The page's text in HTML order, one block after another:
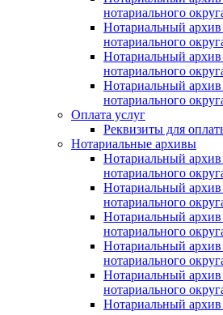
нотариального
Нотариальный
нотариального
Нотариальный
нотариального
Нотариальный
нотариального
Оплата услуг
Реквизиты для
Нотариальные архивы
Нотариальный архив
нотариального
Нотариальный архив
нотариального
Нотариальный архив
нотариального
Нотариальный архив
нотариального
Нотариальный
нотариального
Нотариальный